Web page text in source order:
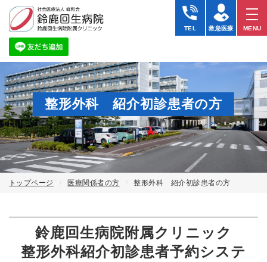
整
形
外
科
紹
介
初
診
患
者
の
方
｜
会
医
療
峰
TEL 救急医療 MENU
整形外科 紹介初診患者の方
トップページ 医療関係者の方 整形外科 紹介初診患者の方
鈴鹿回生病院附属クリニック
整形外科紹介初診患者予約システ